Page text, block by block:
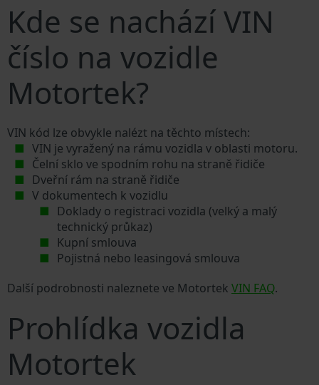
Kde se nachází VIN
číslo na vozidle
Motortek?
VIN kód lze obvykle nalézt na těchto místech:
VIN je vyražený na rámu vozidla v oblasti motoru.
Čelní sklo ve spodním rohu na straně řidiče
Dveřní rám na straně řidiče
V dokumentech k vozidlu
Doklady o registraci vozidla (velký a malý
technický průkaz)
Kupní smlouva
Pojistná nebo leasingová smlouva
Další podrobnosti naleznete ve Motortek VIN FAQ.
Prohlídka vozidla
Motortek